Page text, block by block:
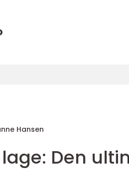
Hansen
Den